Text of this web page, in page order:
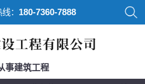
： 180-7360-7888
事建筑工程